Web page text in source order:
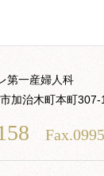
第一産婦人科
加治木町本町307-1